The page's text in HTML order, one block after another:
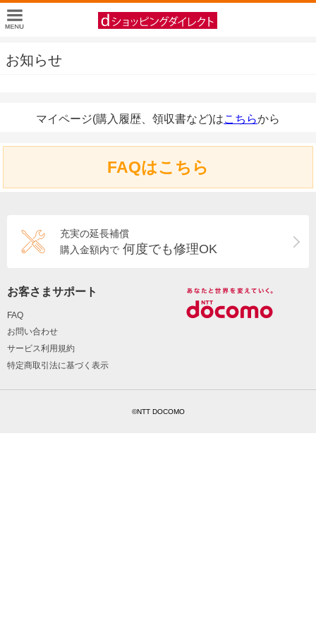
お知らせ
マイページ(購入履歴、領収書など)はこちらから
FAQはこちら
充実の延長補償
購入金額内で 何度でも修理OK
お客さまサポート
FAQ
お問い合わせ
サービス利用規約
特定商取引法に基づく表示
©NTT DOCOMO